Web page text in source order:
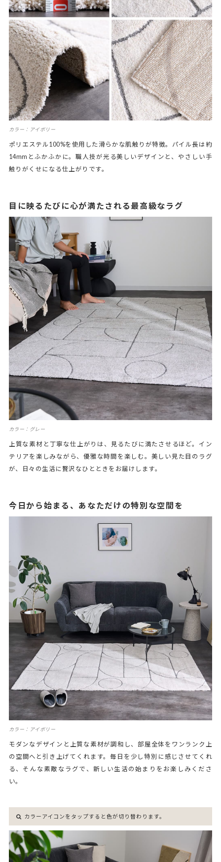
カラー：アイボリー
ポリエステル100%を使用した滑らかな肌触りが特徴。パイル長は約
14mmとふかふかに。職人技が光る美しいデザインと、やさしい手
触りがくせになる仕上がりです。
目に映るたびに心が満たされる最高級なラグ
カラー：グレー
上質な素材と丁寧な仕上がりは、見るたびに満たさせるほど。イン
テリアを楽しみながら、優雅な時間を楽しむ。美しい見た目のラグ
が、日々の生活に贅沢なひとときをお届けします。
今日から始まる、あなただけの特別な空間を
カラー：アイボリー
モダンなデザインと上質な素材が調和し、部屋全体をワンランク上
の空間へと引き上げてくれます。毎日を少し特別に感じさせてくれ
る、そんな素敵なラグで、新しい生活の始まりをお楽しみくださ
い。
カラーアイコンをタップすると色が切り替わります。